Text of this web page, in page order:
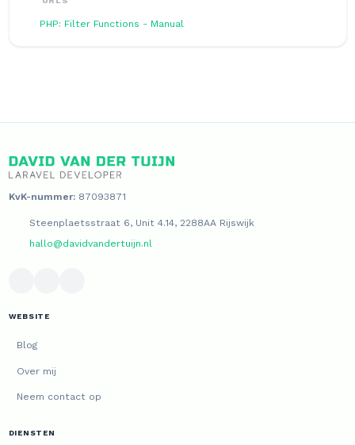
PHP: Filter Functions - Manual
KvK-nummer:87093871
Steenplaetsstraat 6, Unit 4.14, 2288AA Rijswijk
hallo@davidvandertuijn.nl
WEBSITE
Blog
Over mij
Neem contact op
DIENSTEN